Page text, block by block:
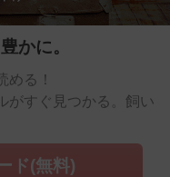
かに。
める！
がすぐ見つかる。飼い
ド(無料)